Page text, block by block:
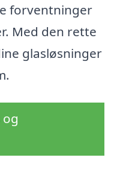
forventninger
Med den rette
glasløsninger